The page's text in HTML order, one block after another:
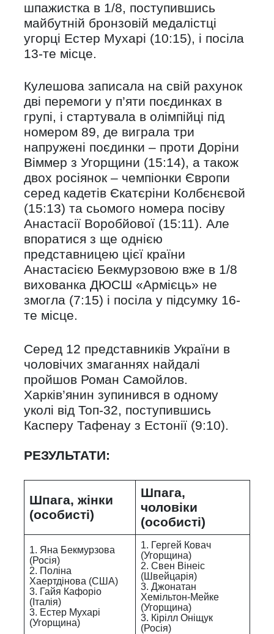
шпажистка в 1/8, поступившись
майбутній бронзовій медалістці
угорці Естер Мухарі (10:15), і посіла
13-те місце.
Кулешова записала на свій рахунок
дві перемоги у п’яти поєдинках в
групі, і стартувала в олімпійці під
номером 89, де виграла три
напружені поєдинки – проти Доріни
Віммер з Угорщини (15:14), а також
двох росіянок – чемпіонки Європи
серед кадетів Єкатєріни Колбєнєвой
(15:13) та сьомого номера посіву
Анастасії Воробйової (15:11). Але
впоратися з ще однією
представницею цієї країни
Анастасією Бекмурзовою вже в 1/8
вихованка ДЮСШ «Армієць» не
змогла (7:15) і посіла у підсумку 16-
те місце.
Cеред 12 представників України в
чоловічих змаганнях найдалі
пройшов Роман Самойлов.
Харків’янин зупинився в одному
уколі від Топ-32, поступившись
Касперу Тафенау з Естонії (9:10).
РЕЗУЛЬТАТИ:
Шпага, жінки
(особисті)
Шпага,
чоловіки
(особисті)
1. Яна Бекмурзова
(Росія)
2. Поліна
Хаертдінова (США)
3. Гайя Кафоріо
(Італія)
3. Естер Мухарі
(Угорщина)
1. Гергей Ковач
(Угорщина)
2. Свен Вінеіс
(Швейцарія)
3. Джонатан
Хемільтон-Мейке
(Угорщина)
3. Кірілл Оніщук
(Росія)